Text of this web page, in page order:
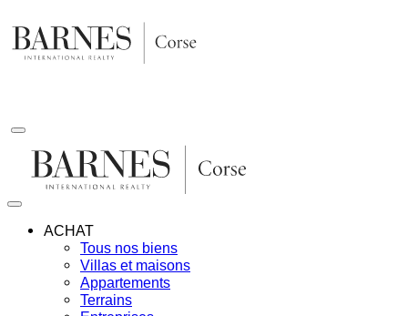
au
contenu
ACHAT
Tous nos biens
Villas et maisons
Appartements
Terrains